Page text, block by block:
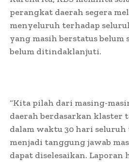
perangkat daerah segera
menyeluruh terhadap
yang masih berstatus belum
belum ditindaklanjuti.
“Kita pilah dari masing-
daerah berdasarkan klaster
dalam waktu 30 hari
menjadi tanggung jawab
dapat diselesaikan. Laporan